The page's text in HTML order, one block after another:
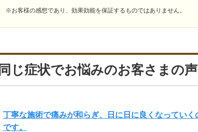
※お客様の感想であり、効果効能を保証するものではありません。
同じ症状でお悩みのお客さまの声
丁寧な施術で痛みが和らぎ、日に日に良くなっていく
です。